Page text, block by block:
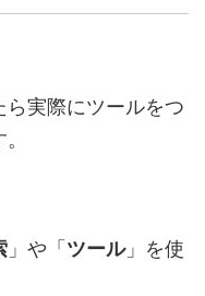
実際にツールをつ
」や「 ツール」を使